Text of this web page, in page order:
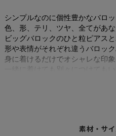
シンプルなのに個性豊かなバロッ
色、形、テリ、ツヤ、全てがあ
ビッグバロックのひと粒ピアス
形や表情がそれぞれ違うバロッ
身に着けるだけでオシャレな印象
一緒に着けても別々につけても
※パールの個数については、ネ
素材・サ